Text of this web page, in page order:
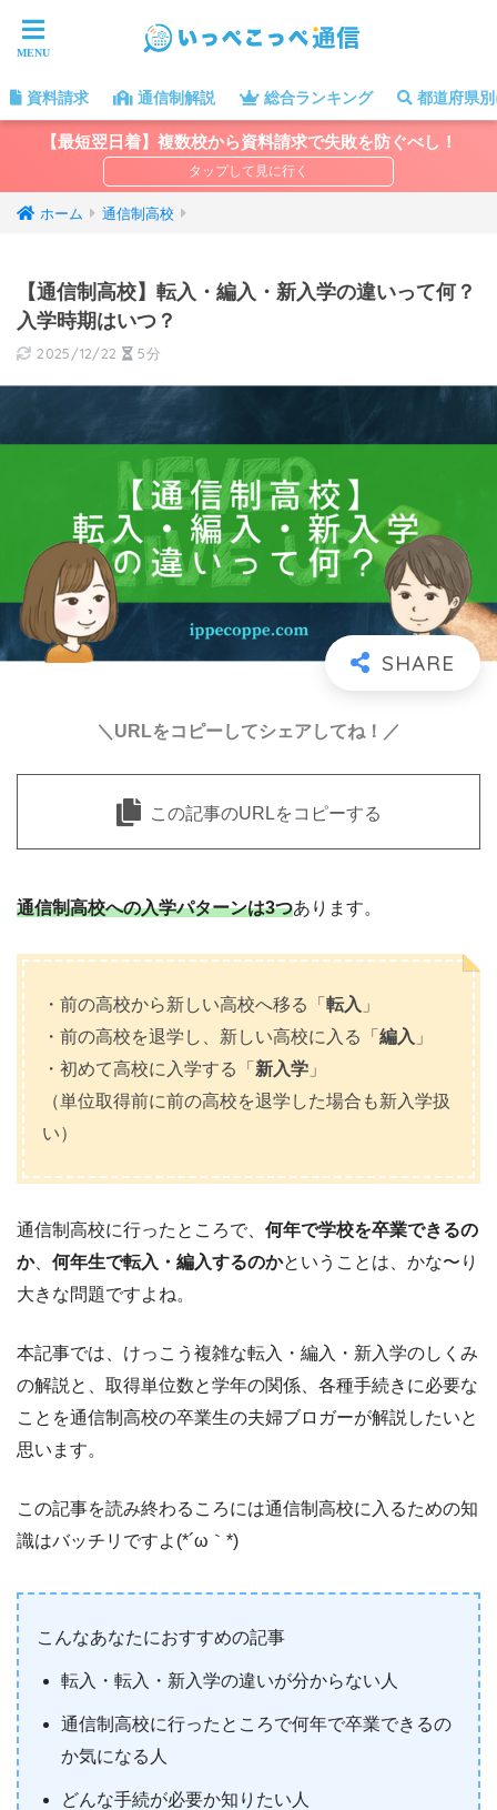
資料請求 通信制解説 総合ランキング 都道府県
【最短翌日着】複数校から資料請求で失敗を防ぐべし！
ホーム 通信制高校
【通信制高校】転入・編入・新入学の違いって何？
入学時期はいつ？
2025/12/22 5分
＼URLをコピーしてシェアしてね！／
この記事のURLをコピーする
通信制高校への入学パターンは3つあります。
・前の高校から新しい高校へ移る「 転入 」
・前の高校を退学し、新しい高校に入る「 編入 」
・初めて高校に入学する「 新入学 」
（単位取得前に前の高校を退学した場合も新入学扱
い）
通信制高校に行ったところで、 何年で学校を卒業できるの
か、 何年生で転入・編入するのかということは、かな〜り
大きな問題ですよね。
本記事では、けっこう複雑な転入・編入・新入学のしくみ
の解説と、取得単位数と学年の関係、各種手続きに必要な
ことを通信制高校の卒業生の夫婦ブロガーが解説したいと
思います。
この記事を読み終わるころには通信制高校に入るための知
識はバッチリですよ(*´ω｀*)
こんなあなたにおすすめの記事
転入・転入・新入学の違いが分からない人
通信制高校に行ったところで何年で卒業できるの
か気になる人
どんな手続が必要か知りたい人